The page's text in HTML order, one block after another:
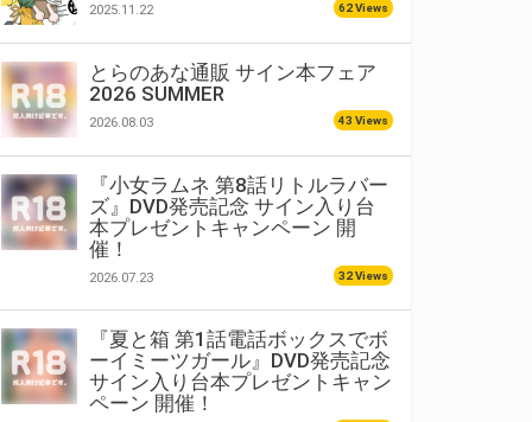
2025.11.22 62 Views
とらのあな通販 サイン本フェア
2026 SUMMER
2026.08.03 43 Views
『小女ラムネ 第8話リトルラバー
ズ』DVD発売記念 サイン入り台
本プレゼントキャンペーン 開
催！
2026.07.23 32 Views
『夏と箱 第1話電話ボックスでボ
ーイミーツガール』DVD発売記念
サイン入り台本プレゼントキャン
ペーン 開催！